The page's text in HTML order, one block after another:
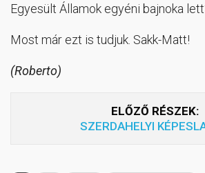
Egyesült Államok egyéni bajnoka
Most már ezt is tudjuk. Sakk-Matt!
(Roberto)
ELŐZŐ RÉSZEK:
SZERDAHELYI